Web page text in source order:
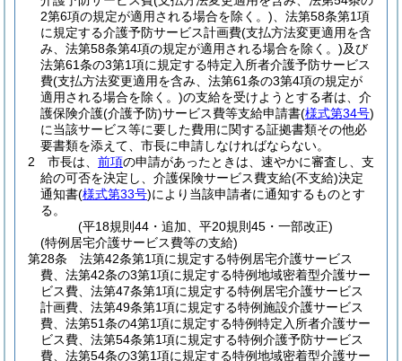
2第6項の規定が適用される場合を除く。) 、法第58条第1項
に規定する介護予防サービス計画費(支払方法変更適用を含
み、法第58条第4項の規定が適用される場合を除く。)及び
法第61条の3第1項に規定する特定入所者介護予防サービス
費(支払方法変更適用を含み、法第61条の3第4項の規定が
適用される場合を除く。)の支給を受けようとする者は、介
護保険介護(介護予防)サービス費等支給申請書(様式第34号)
に当該サービス等に要した費用に関する証拠書類その他必
要書類を添えて、市長に申請しなければならない。
2
市長は、 前項の申請があったときは、速やかに審査し、支
給の可否を決定し、介護保険サービス費支給(不支給)決定
通知書(様式第33号)により当該申請者に通知するものとす
る。
(平18規則44・追加、平20規則45・一部改正)
(特例居宅介護サービス費等の支給)
第28条
法第42条第1項に規定する特例居宅介護サービス
費、法第42条の3第1項に規定する特例地域密着型介護サー
ビス費、法第47条第1項に規定する特例居宅介護サービス
計画費、法第49条第1項に規定する特例施設介護サービス
費、法第51条の4第1項に規定する特例特定入所者介護サー
ビス費、法第54条第1項に規定する特例介護予防サービス
費、法第54条の3第1項に規定する特例地域密着型介護サー